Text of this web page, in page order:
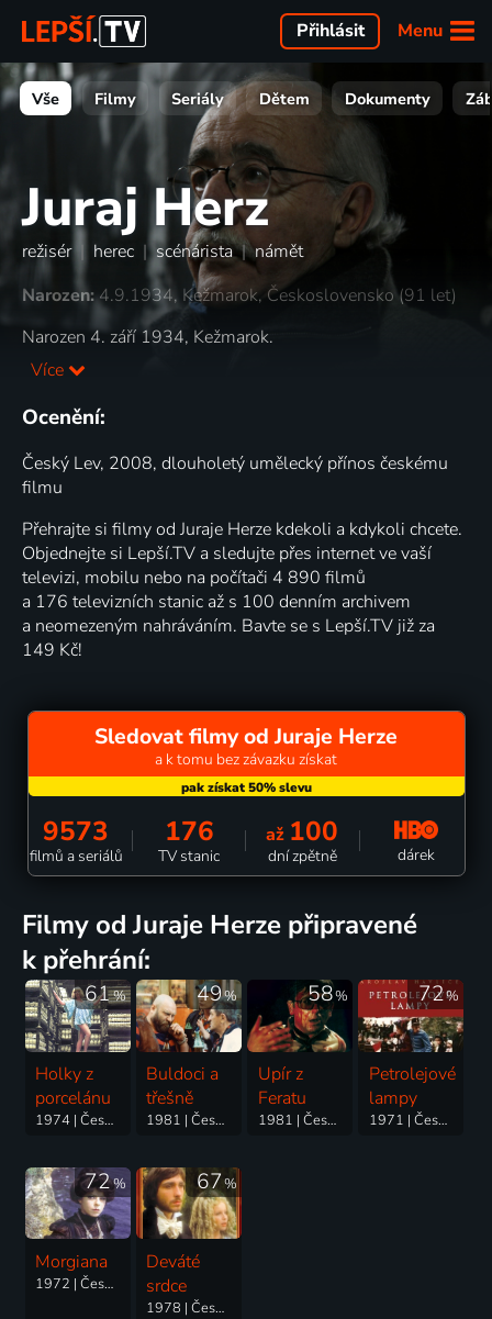
Menu
Přihlásit
Vše Filmy Seriály Dětem Dokumenty
Juraj Herz
režisér herec | scénárista | námět
Narozen:4.9.1934, Kežmarok, Československo (91 let)
Narozen 4. září 1934, Kežmarok.
Více
Ocenění:
Český Lev, 2008, dlouholetý umělecký přínos českému
filmu
Přehrajte si filmy od Juraje Herze kdekoli a kdykoli chcete.
Objednejte si Lepší.TV a sledujte přes internet ve vaší
televizi, mobilu nebo na počítači 4 890 filmů
a 176 televizních stanic až s 100 denním archivem
a neomezeným nahráváním. Bavte se s Lepší.TV již za
149 Kč!
Sledovat filmy od Juraje Herze
a k tomu bez závazku získat
9573
filmů a seriálů
176
TV stanic
až 100
dní zpětně dárek
filmy od Juraje Herze připravené
k přehrání:
61%
Holky z
porcelánu
1974 | Československo | Komedie, Romantický
49%
Buldoci a
třešně
1981 | Československo | Komedie
58%
Upír z
Feratu
1981 | Československo | Horor, Science Fiction
72%
Petrolejové
lampy
1971 | Československo | Drama
72%
Morgiana
1972 | Československo | Drama, Horor, Mysteriózní
67%
Deváté
srdce
1978 | Československo | Pohádka